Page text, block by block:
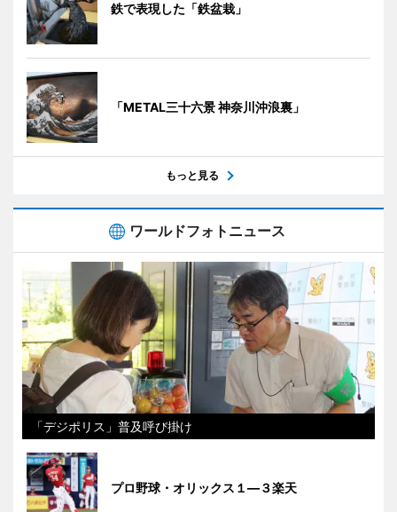
鉄で表現した「鉄盆栽」
「METAL三十六景 神奈川沖浪裏」
もっと見る
ワールドフォトニュース
「デジポリス」普及呼び掛け
プロ野球・オリックス１―３楽天